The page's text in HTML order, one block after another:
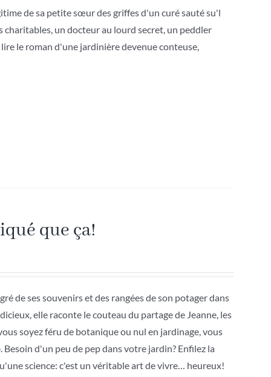
de sa petite sœur des griffes d'un curé sauté su'l
charitables, un docteur au lourd secret, un peddler
le roman d'une jardinière devenue conteuse,
que ça!
de ses souvenirs et des rangées de son potager dans
elle raconte le couteau du partage de Jeanne, les
soyez féru de botanique ou nul en jardinage, vous
d'un peu de pep dans votre jardin? Enfilez la
science: c'est un véritable art de vivre… heureux!